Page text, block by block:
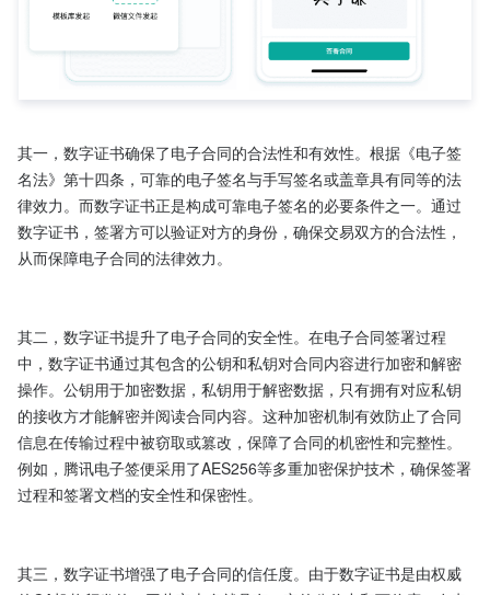
其一，数字证书确保了电子合同的合法性和有效性。根据《电子签
名法》第十四条，可靠的电子签名与手写签名或盖章具有同等的法
律效力。而数字证书正是构成可靠电子签名的必要条件之一。通过
数字证书，签署方可以验证对方的身份，确保交易双方的合法性，
从而保障电子合同的法律效力。
其二，数字证书提升了电子合同的安全性。在电子合同签署过程
中，数字证书通过其包含的公钥和私钥对合同内容进行加密和解密
操作。公钥用于加密数据，私钥用于解密数据，只有拥有对应私钥
的接收方才能解密并阅读合同内容。这种加密机制有效防止了合同
信息在传输过程中被窃取或篡改，保障了合同的机密性和完整性。
例如，腾讯电子签便采用了AES256等多重加密保护技术，确保签署
过程和签署文档的安全性和保密性。
其三，数字证书增强了电子合同的信任度。由于数字证书是由权威